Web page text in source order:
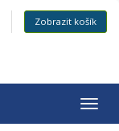
Zobrazit košík